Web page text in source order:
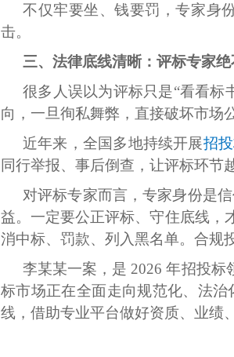
不仅牢要坐、钱要罚，专家身
击。
三、法律底线清晰：评标专家
很多人误以为评标只是“看看标
向，一旦徇私舞弊，直接破坏市场
近年来，全国多地持续开展招
同行举报、事后倒查，让评标环节
对评标专家而言，专家身份是
益。一定要公正评标、守住底线，
消中标、罚款、列入黑名单。合规
李某某一案，是 2026 年招投
标市场正在全面走向规范化、法
线，借助专业平台做好资质、业绩